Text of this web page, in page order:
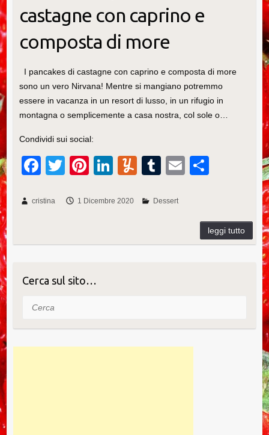
castagne con caprino e
composta di more
I pancakes di castagne con caprino e composta di more
sono un vero Nirvana! Mentre si mangiano potremmo
essere in vacanza in un resort di lusso, in un rifugio in
montagna o semplicemente a casa nostra, col sole o…
Condividi sui social:
F
c
b
o
T
tt
Pi
er
st
Li
k
dI
Y
m
ly
T
m
r
E
di
vi
cristina 1 Dicembre 2020 Dessert
Cerca sul sito…
Cerca